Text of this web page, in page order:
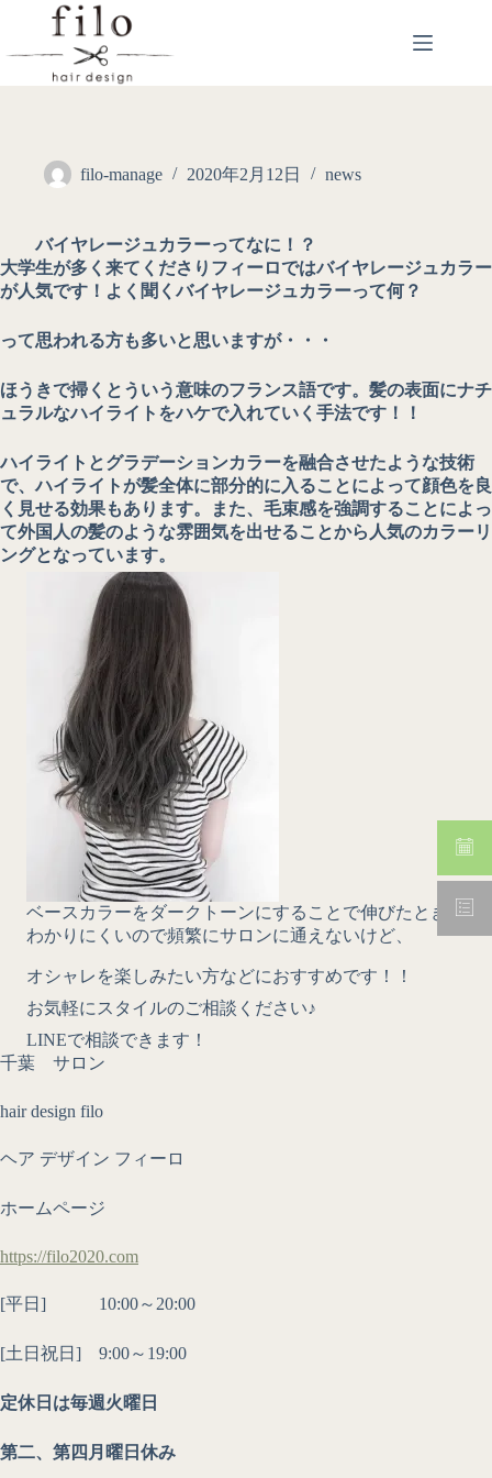
filo-manage 2020年2月12日 news
バイヤレージュカラーってなに！？
大学生が多く来てくださりフィーロではバイヤレージュカラー
が人気です！よく聞くバイヤレージュカラーって何？
って思われる方も多いと思いますが・・・
ほうきで掃くとういう意味のフランス語です。髪の表面にナチ
ュラルなハイライトをハケで入れていく手法です！！
ハイライトとグラデーションカラーを融合させたような技術
で、ハイライトが髪全体に部分的に入ることによって顔色を良
く見せる効果もあります。また、毛束感を強調することによっ
て外国人の髪のような雰囲気を出せることから人気のカラーリ
ングとなっています。
ベースカラーをダークトーンにすることで伸びたときにも
わかりにくいので頻繁にサロンに通えないけど、
オシャレを楽しみたい方などにおすすめです！！
お気軽にスタイルのご相談ください♪
LINEで相談できます！
千葉 サロン
hair design filo
ヘア デザイン フィーロ
ホームページ
https://filo2020.com
[平日] 10:00～20:00
[土日祝日] 9:00～19:00
定休日は毎週火曜日
第二、第四月曜日休み